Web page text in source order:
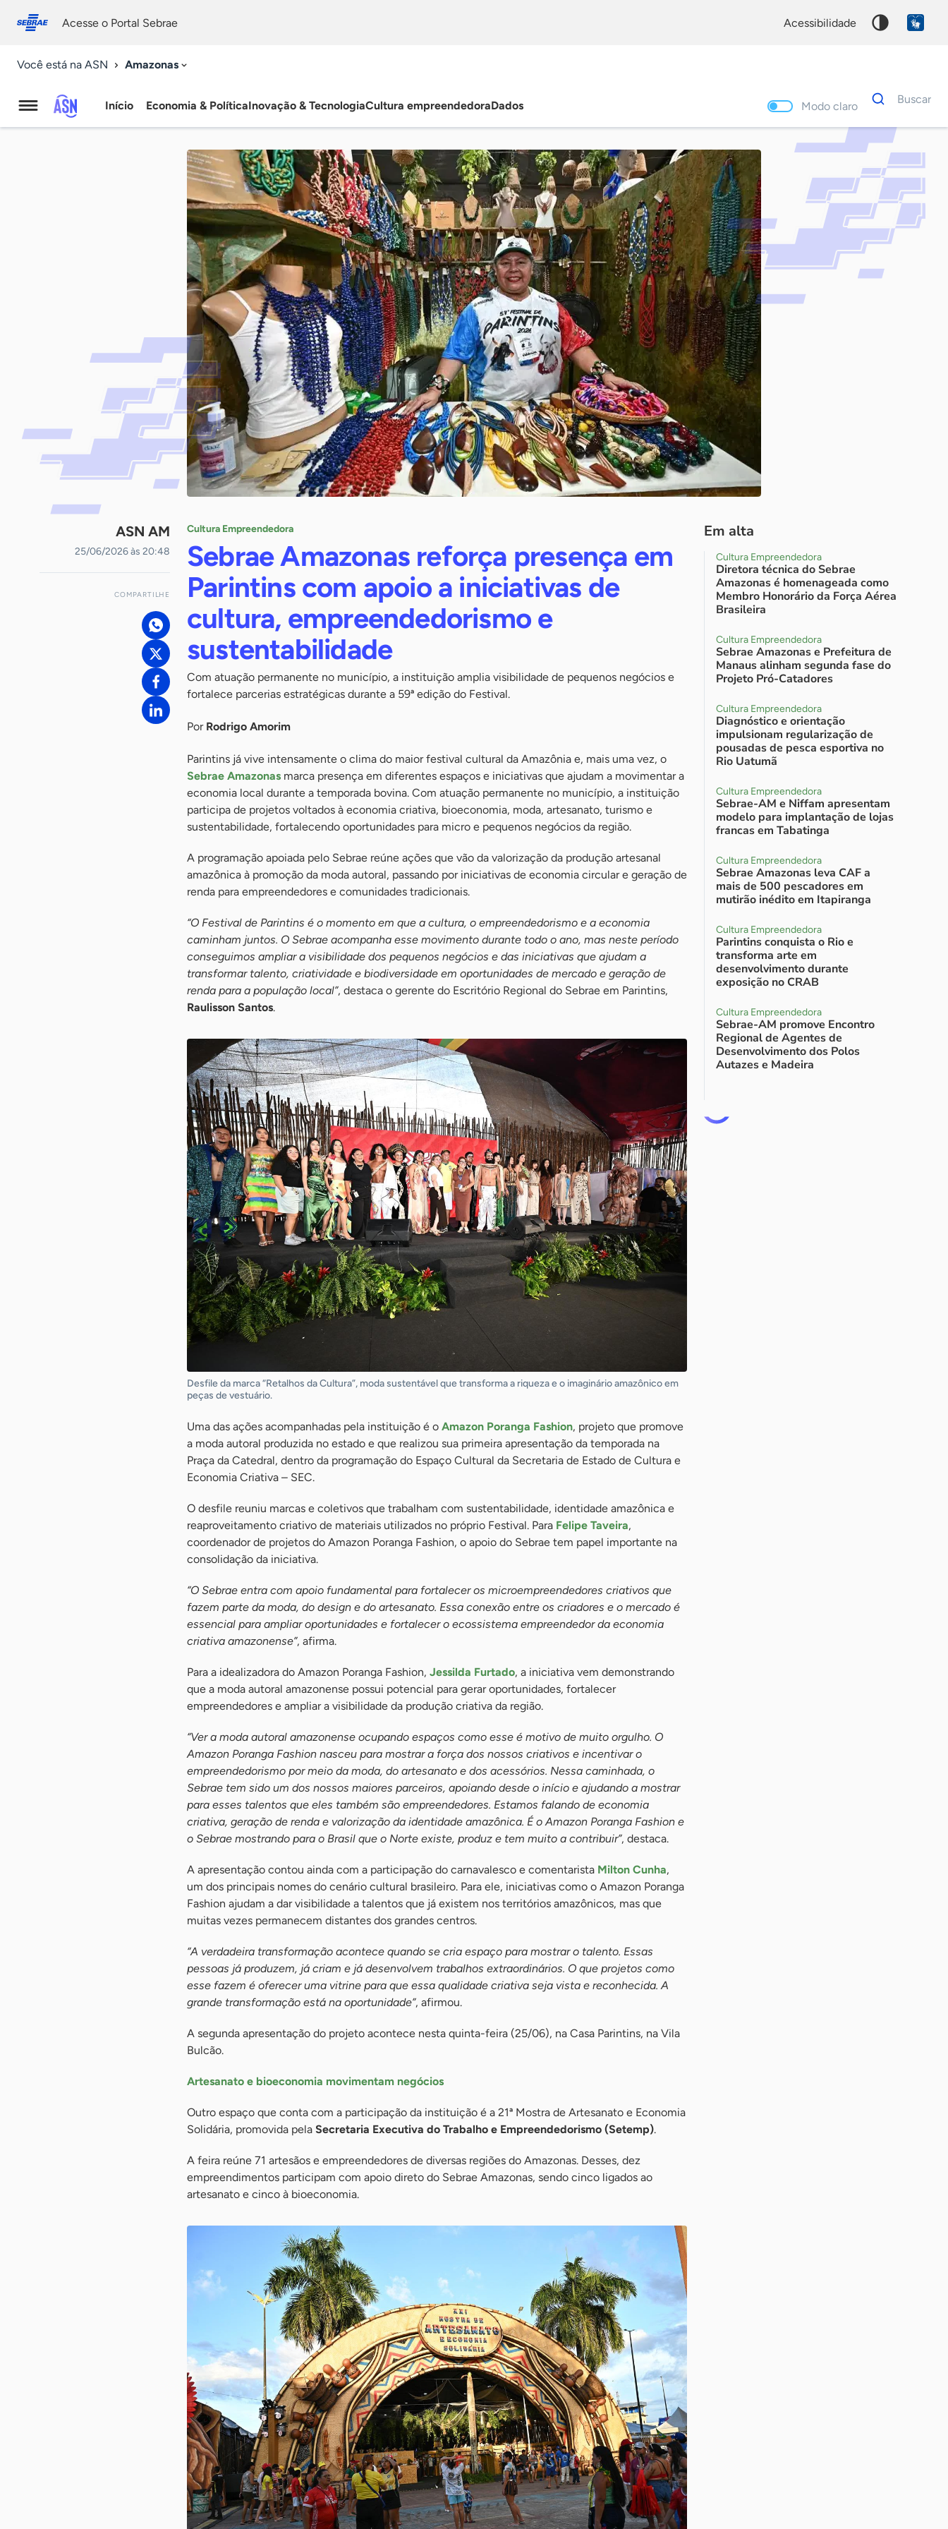
conosco
Acesse o Portal Sebrae acessibilidade
Você está na ASN Amazonas
Agência
Início Economia & PolíticaInovação & TecnologiaCultura empreendedoraDados Modo claro
Dados
para
Buscar
Palavra
chave
ASN AM
25/06/2026 às 20:48
COMPARTILHE
Cultura Empreendedora
Sebrae Amazonas reforça presença em
Parintins com apoio a iniciativas de
cultura, empreendedorismo e
sustentabilidade
Com atuação permanente no município, a instituição amplia visibilidade de pequenos negócios e
fortalece parcerias estratégicas durante a 59ª edição do Festival.
Por Rodrigo Amorim
Parintins já vive intensamente o clima do maior festival cultural da Amazônia e, mais uma vez, o
Sebrae Amazonas marca presença em diferentes espaços e iniciativas que ajudam a movimentar a
economia local durante a temporada bovina. Com atuação permanente no município, a instituição
participa de projetos voltados à economia criativa, bioeconomia, moda, artesanato, turismo e
sustentabilidade, fortalecendo oportunidades para micro e pequenos negócios da região.
A programação apoiada pelo Sebrae reúne ações que vão da valorização da produção artesanal
amazônica à promoção da moda autoral, passando por iniciativas de economia circular e geração de
renda para empreendedores e comunidades tradicionais.
“O Festival de Parintins é o momento em que a cultura, o empreendedorismo e a economia
caminham juntos. O Sebrae acompanha esse movimento durante todo o ano, mas neste período
conseguimos ampliar a visibilidade dos pequenos negócios e das iniciativas que ajudam a
transformar talento, criatividade e biodiversidade em oportunidades de mercado e geração de
renda para a população local”, destaca o gerente do Escritório Regional do Sebrae em Parintins,
Raulisson Santos.
Desfile da marca “Retalhos da Cultura”, moda sustentável que transforma a riqueza e o imaginário amazônico em
peças de vestuário.
Uma das ações acompanhadas pela instituição é o Amazon Poranga Fashion, projeto que promove
a moda autoral produzida no estado e que realizou sua primeira apresentação da temporada na
Praça da Catedral, dentro da programação do Espaço Cultural da Secretaria de Estado de Cultura e
Economia Criativa – SEC.
O desfile reuniu marcas e coletivos que trabalham com sustentabilidade, identidade amazônica e
reaproveitamento criativo de materiais utilizados no próprio Festival. Para Felipe Taveira,
coordenador de projetos do Amazon Poranga Fashion, o apoio do Sebrae tem papel importante na
consolidação da iniciativa.
“O Sebrae entra com apoio fundamental para fortalecer os microempreendedores criativos que
fazem parte da moda, do design e do artesanato. Essa conexão entre os criadores e o mercado é
essencial para ampliar oportunidades e fortalecer o ecossistema empreendedor da economia
criativa amazonense”, afirma.
Para a idealizadora do Amazon Poranga Fashion, Jessilda Furtado, a iniciativa vem demonstrando
que a moda autoral amazonense possui potencial para gerar oportunidades, fortalecer
empreendedores e ampliar a visibilidade da produção criativa da região.
“Ver a moda autoral amazonense ocupando espaços como esse é motivo de muito orgulho. O
Amazon Poranga Fashion nasceu para mostrar a força dos nossos criativos e incentivar o
empreendedorismo por meio da moda, do artesanato e dos acessórios. Nessa caminhada, o
Sebrae tem sido um dos nossos maiores parceiros, apoiando desde o início e ajudando a mostrar
para esses talentos que eles também são empreendedores. Estamos falando de economia
criativa, geração de renda e valorização da identidade amazônica. É o Amazon Poranga Fashion e
o Sebrae mostrando para o Brasil que o Norte existe, produz e tem muito a contribuir”, destaca.
A apresentação contou ainda com a participação do carnavalesco e comentarista Milton Cunha,
um dos principais nomes do cenário cultural brasileiro. Para ele, iniciativas como o Amazon Poranga
Fashion ajudam a dar visibilidade a talentos que já existem nos territórios amazônicos, mas que
muitas vezes permanecem distantes dos grandes centros.
“A verdadeira transformação acontece quando se cria espaço para mostrar o talento. Essas
pessoas já produzem, já criam e já desenvolvem trabalhos extraordinários. O que projetos como
esse fazem é oferecer uma vitrine para que essa qualidade criativa seja vista e reconhecida. A
grande transformação está na oportunidade”, afirmou.
A segunda apresentação do projeto acontece nesta quinta-feira (25/06), na Casa Parintins, na Vila
Bulcão.
Artesanato e bioeconomia movimentam negócios
Outro espaço que conta com a participação da instituição é a 21ª Mostra de Artesanato e Economia
Solidária, promovida pela Secretaria Executiva do Trabalho e Empreendedorismo (Setemp).
A feira reúne 71 artesãos e empreendedores de diversas regiões do Amazonas. Desses, dez
empreendimentos participam com apoio direto do Sebrae Amazonas, sendo cinco ligados ao
artesanato e cinco à bioeconomia.
Em alta
Cultura Empreendedora
Diretora técnica do Sebrae
Amazonas é homenageada como
Membro Honorário da Força Aérea
Brasileira
Cultura Empreendedora
Sebrae Amazonas e Prefeitura de
Manaus alinham segunda fase do
Projeto Pró-Catadores
Cultura Empreendedora
Diagnóstico e orientação
impulsionam regularização de
pousadas de pesca esportiva no
Rio Uatumã
Cultura Empreendedora
Sebrae-AM e Niffam apresentam
modelo para implantação de lojas
francas em Tabatinga
Cultura Empreendedora
Sebrae Amazonas leva CAF a
mais de 500 pescadores em
mutirão inédito em Itapiranga
Cultura Empreendedora
Parintins conquista o Rio e
transforma arte em
desenvolvimento durante
exposição no CRAB
Cultura Empreendedora
Sebrae-AM promove Encontro
Regional de Agentes de
Desenvolvimento dos Polos
Autazes e Madeira